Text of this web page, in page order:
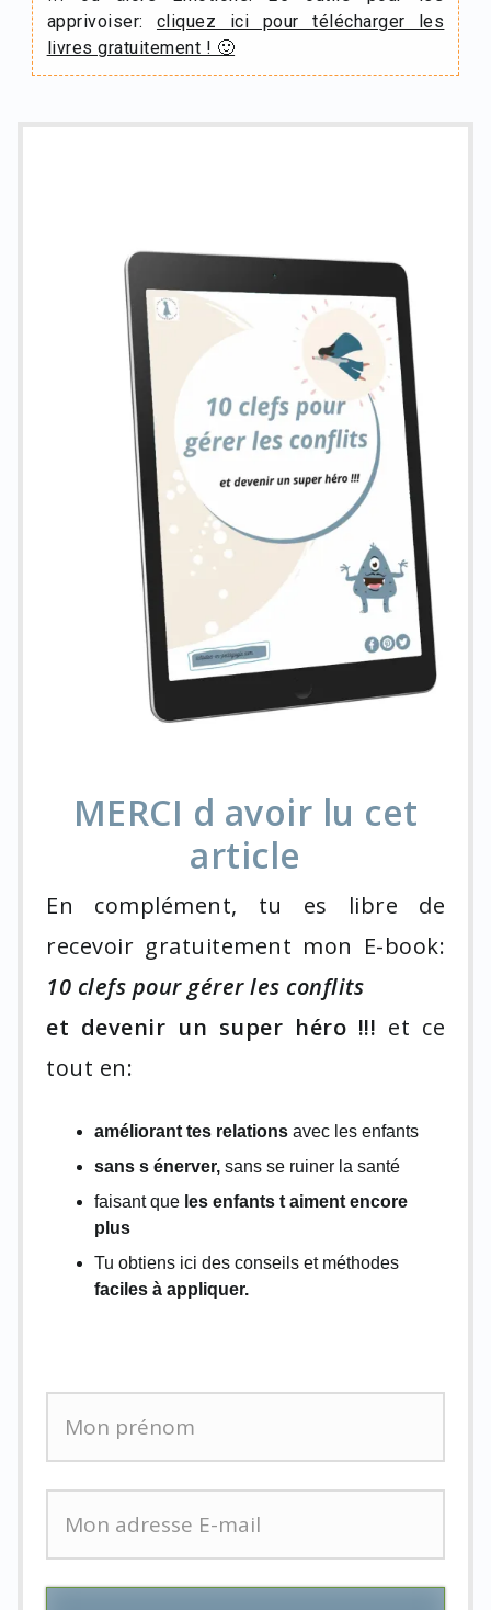
apprivoiser: cliquez ici pour télécharger les
livres gratuitement ! 🙂
MERCI d avoir lu cet
article
En complément, tu es libre de
recevoir gratuitement mon E-book:
10 clefs pour gérer les conflits
et devenir un super héro !!! et ce
tout en:
améliorant tes relations avec les enfants
sans s énerver, sans se ruiner la santé
faisant que les enfants t aiment encore
plus
Tu obtiens ici des conseils et méthodes
faciles à appliquer.